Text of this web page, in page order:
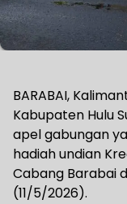
BARABAI,
Kabupaten Hulu
apel gabungan
hadiah undian
Cabang Barabai
(11/5/2026).